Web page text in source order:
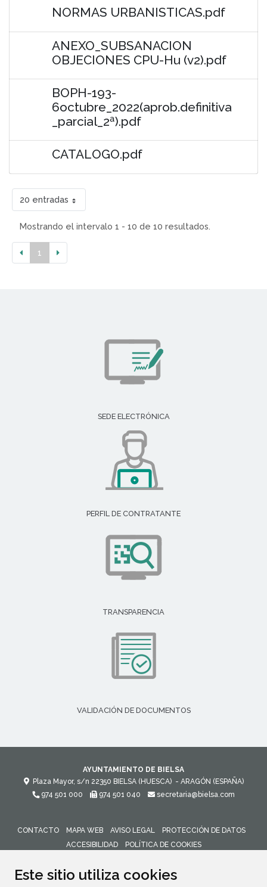
Este sitio utiliza cookies
NORMAS URBANISTICAS.pdf
ANEXO_SUBSANACION
OBJECIONES CPU-Hu (v2).pdf
BOPH-193-
6octubre_2022(aprob.definitiva
_parcial_2ª).pdf
CATALOGO.pdf
20 entradas
Mostrando el intervalo 1 - 10 de 10 resultados.
1
SEDE ELECTRÓNICA
PERFIL DE CONTRATANTE
TRANSPARENCIA
VALIDACIÓN DE DOCUMENTOS
AYUNTAMIENTO DE BIELSA
Plaza Mayor, s/n 22350 BIELSA (HUESCA) - ARAGÓN (ESPAÑA)
974 501 000
974 501 040 secretaria@bielsa.com
CONTACTO MAPA WEB AVISO LEGAL
PROTECCIÓN DE DATOS
ACCESIBILIDAD
POLÍTICA DE COOKIES